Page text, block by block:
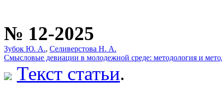
№ 12-2025
Зубок Ю. А., Селиверстова Н. А.
Смысловые девиации в молодежной среде: методология и
Текст статьи.